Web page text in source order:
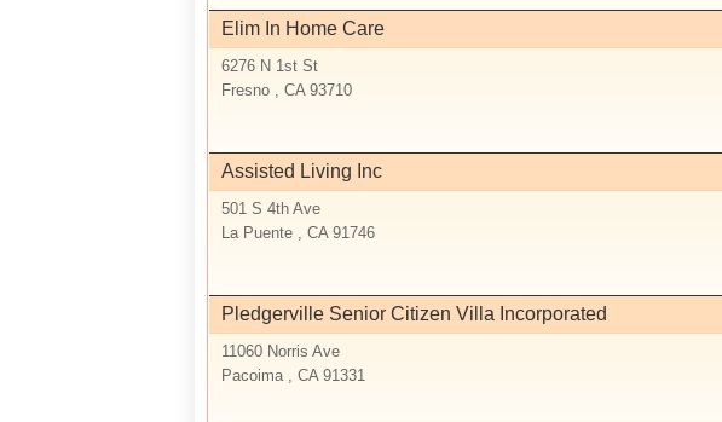
Elim In Home Care
6276 N 1st St
Fresno , CA 93710
Assisted Living Inc
501 S 4th Ave
La Puente , CA 91746
Pledgerville Senior Citizen Villa Incorporated
11060 Norris Ave
Pacoima , CA 91331